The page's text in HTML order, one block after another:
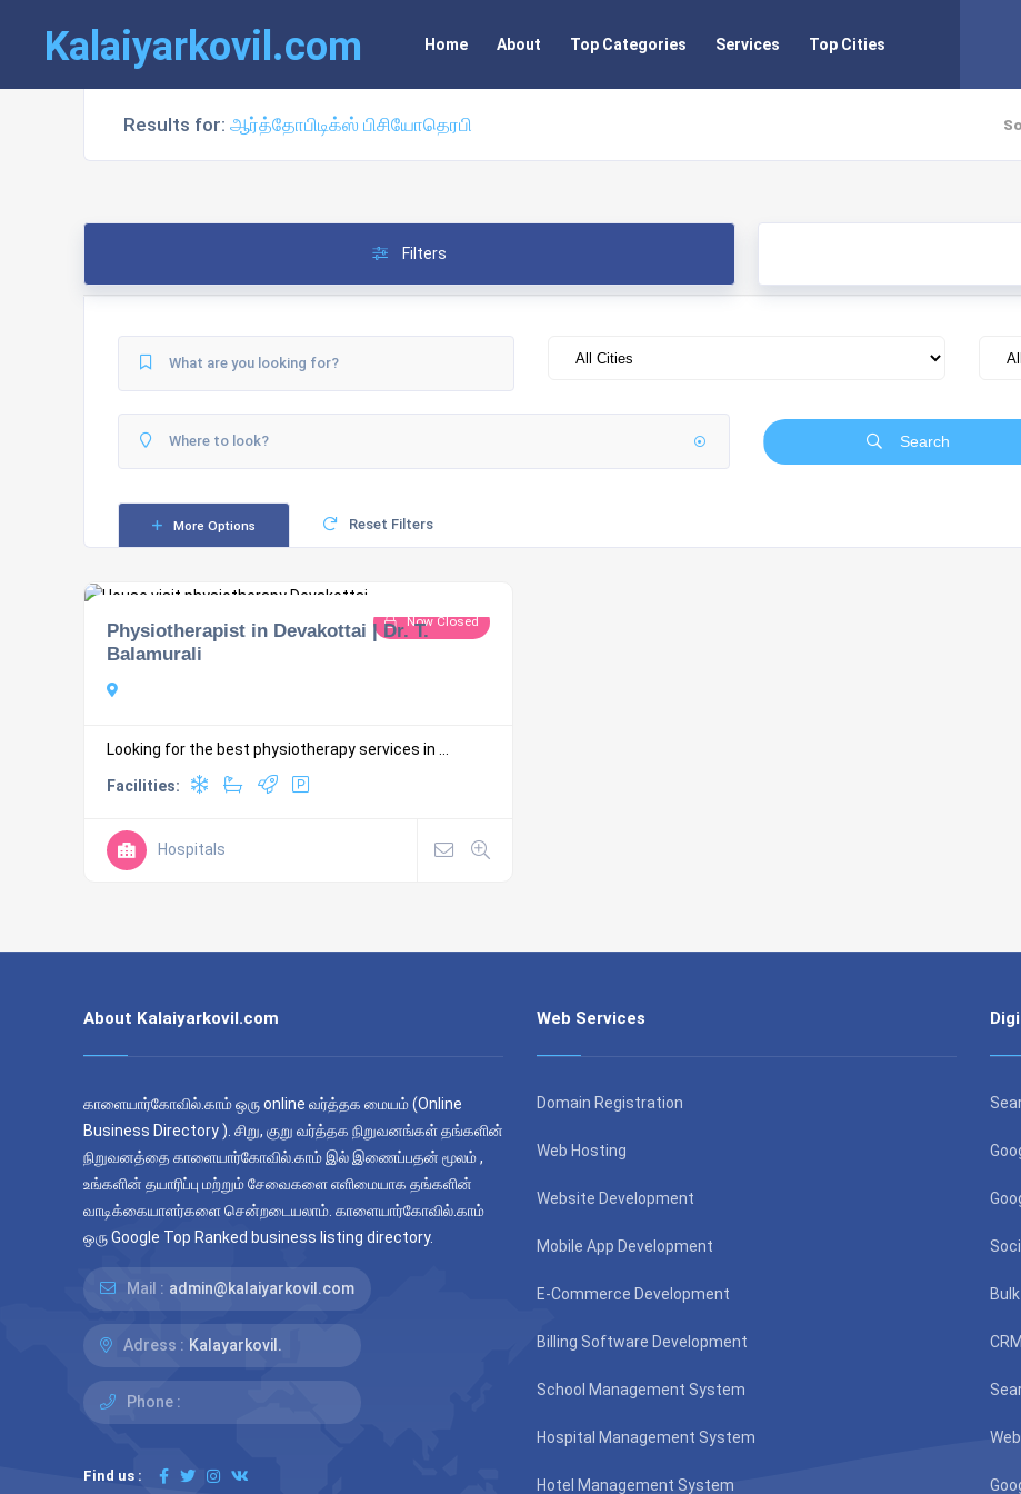
Kalaiyarkovil.com Home About Top Categories Services Top Cities
Results for: ஆர்த்தோபிடிக்ஸ் பிசியோதெரபி
Filters
Search
More Options Reset Filters
Now Closed
Physiotherapist in Devakottai | Dr. T.
Balamurali
Looking for the best physiotherapy services in ...
Facilities:
Hospitals
About Kalaiyarkovil.com
காளையார்கோவில்.காம் ஒரு online வர்த்தக மையம் (Online
Business Directory ). சிறு, குறு வர்த்தக நிறுவனங்கள் தங்களின்
நிறுவனத்தை காளையார்கோவில்.காம் இல் இணைப்பதன் மூலம் ,
உங்களின் தயாரிப்பு மற்றும் சேவைகளை எளிமையாக தங்களின்
வாடிக்கையாளர்களை சென்றடையலாம். காளையார்கோவில்.காம்
ஒரு Google Top Ranked business listing directory.
Mail : admin@kalaiyarkovil.com
Adress : Kalayarkovil.
Phone :
Find us :
Web Services
Domain Registration
Web Hosting
Website Development
Mobile App Development
E-Commerce Development
Billing Software Development
School Management System
Hospital Management System
Hotel Management System